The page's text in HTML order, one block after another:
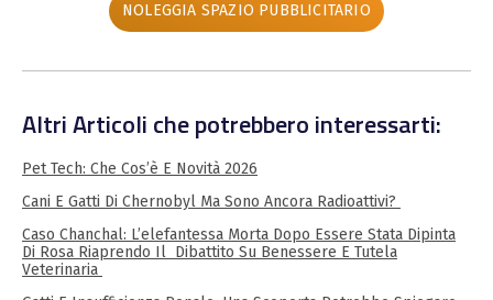
NOLEGGIA SPAZIO PUBBLICITARIO
Altri Articoli che potrebbero interessarti:
Pet Tech: Che Cos’è E Novità 2026
Cani E Gatti Di Chernobyl Ma Sono Ancora Radioattivi?
Caso Chanchal: L’elefantessa Morta Dopo Essere Stata Dipinta
Di Rosa Riaprendo Il Dibattito Su Benessere E Tutela
Veterinaria